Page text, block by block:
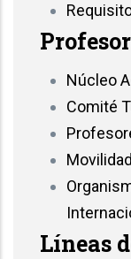
Núcleo
Comité
Movilidad
Líneas